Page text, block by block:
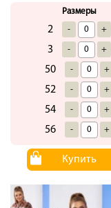
Размеры
2 - +
3 - +
50 - +
52 - +
54 - +
56 - +
Купить